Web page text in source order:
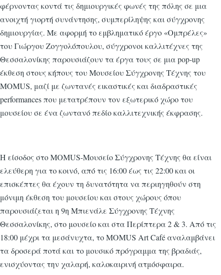
φέρνοντας κοντά τις δημιουργικές φωνές της πόλης σε μια
ανοιχτή γιορτή συνάντησης, συμπερίληψης και σύγχρονης
δημιουργίας. Με αφορμή το εμβληματικό έργο «Ομπρέλες»
του Γιώργου Ζογγολόπουλου, σύγχρονοι καλλιτέχνες της
Θεσσαλονίκης παρουσιάζουν τα έργα τους σε μια pop-up
έκθεση στους κήπους του Μουσείου Σύγχρονης Τέχνης του
MOMUS, μαζί με ζωντανές εικαστικές και διαδραστικές
performances που μετατρέπουν τον εξωτερικό χώρο του
μουσείου σε ένα ζωντανό πεδίο καλλιτεχνικής έκφρασης.
Η είσοδος στο MOMUS-Μουσείο Σύγχρονης Τέχνης θα είναι
ελεύθερη για το κοινό, από τις 16:00 έως τις 22:00 και οι
επισκέπτες θα έχουν τη δυνατότητα να περιηγηθούν στη
μόνιμη έκθεση του μουσείου και στους χώρους όπου
παρουσιάζεται η 9η Μπιενάλε Σύγχρονης Τέχνης
Θεσσαλονίκης, στο μουσείο και στα Περίπτερα 2 & 3. Από τις
18:00 μέχρι τα μεσάνυχτα, το MOMUS Art Café αναλαμβάνει
τα δροσερά ποτά και το μουσικό πρόγραμμα της βραδιάς,
ενισχύοντας την χαλαρή, καλοκαιρινή ατμόσφαιρα.